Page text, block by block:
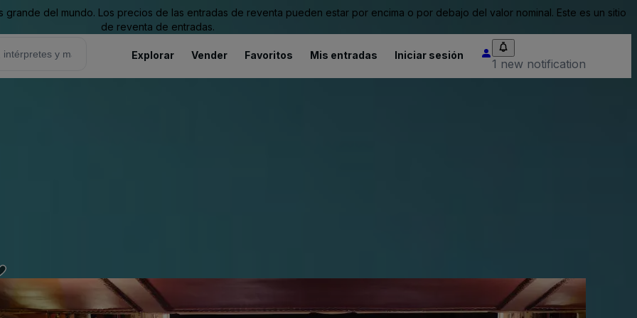
del mundo. Los precios de las entradas de reventa pueden estar por encima o por debajo del valor nominal. Este es un sitio
de reventa de entradas.
Explorar Vender Favoritos Mis entradas Iniciar sesión
1 new notification